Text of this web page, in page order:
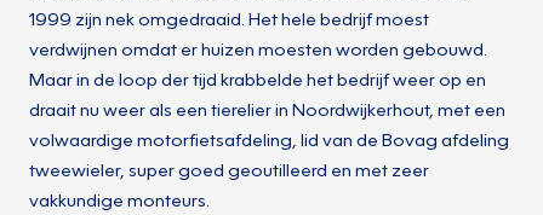
1999 zijn nek omgedraaid. Het hele bedrijf moest
verdwijnen omdat er huizen moesten worden gebouwd.
Maar in de loop der tijd krabbelde het bedrijf weer op en
draait nu weer als een tierelier in Noordwijkerhout, met een
volwaardige motorfietsafdeling, lid van de Bovag afdeling
tweewieler, super goed geoutilleerd en met zeer
vakkundige monteurs.